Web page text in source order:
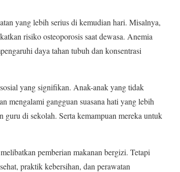
yang lebih serius di kemudian hari. Misalnya,
risiko osteoporosis saat dewasa. Anemia
daya tahan tubuh dan konsentrasi
yang signifikan. Anak-anak yang tidak
mengalami gangguan suasana hati yang lebih
guru di sekolah. Serta kemampuan mereka untuk
pemberian makanan bergizi. Tetapi
praktik kebersihan, dan perawatan